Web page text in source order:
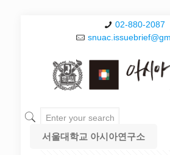
02-880-2087
서울대학교 아시아연구소